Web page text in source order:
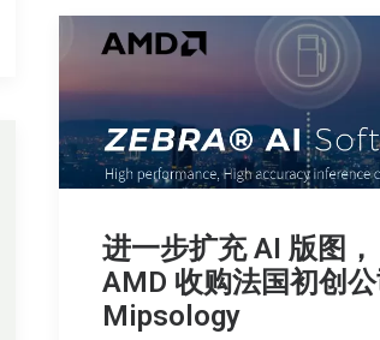
进一步扩充 AI 版图，
AMD 收购法国初创公
Mipsology